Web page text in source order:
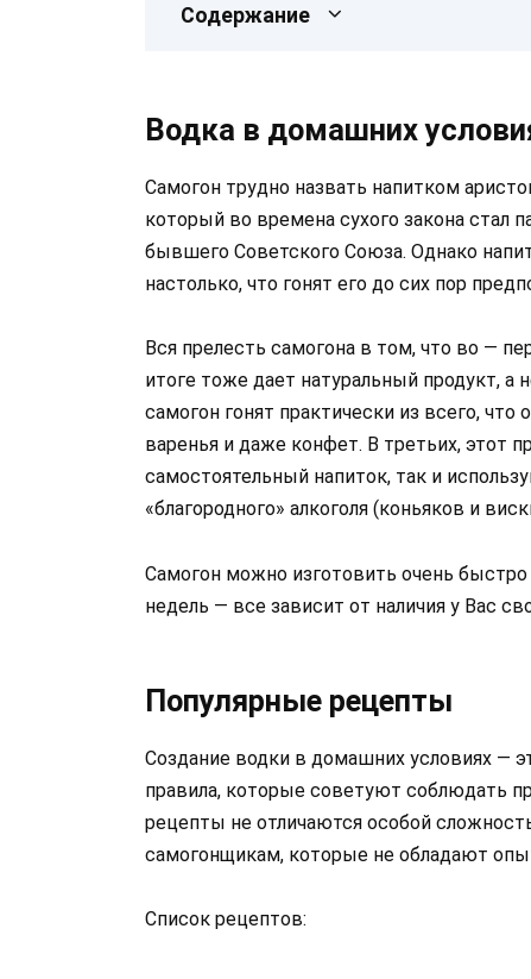
Содержание
Водка в домашних
Самогон трудно назвать напитком
который во времена сухого закона стал
бывшего Советского Союза. Однако
настолько, что гонят его до сих пор
Вся прелесть самогона в том, что во —
итоге тоже дает натуральный продукт, а
самогон гонят практически из всего,
варенья и даже конфет. В третьих, этот
самостоятельный напиток, так и
«благородного» алкоголя (коньяков и
Самогон можно изготовить очень
недель — все зависит от наличия у Вас
Популярные рецепты
Создание водки в домашних условиях —
правила, которые советуют соблюдать
рецепты не отличаются особой
самогонщикам, которые не обладают
Список рецептов: